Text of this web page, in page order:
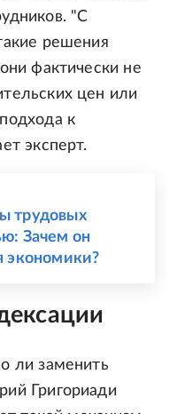
"С
решения
фактически не
цен или
к
эксперт.
трудовых
Зачем он
экономики?
ли заменить
Григориади